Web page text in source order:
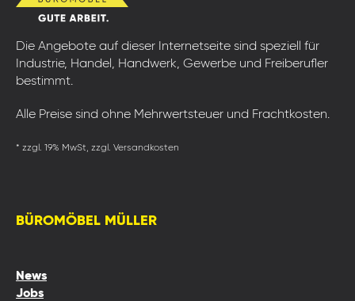
Die Angebote auf dieser Internetseite sind speziell für
Industrie, Handel, Handwerk, Gewerbe und Freiberufler
bestimmt.
Alle Preise sind ohne Mehrwertsteuer und Frachtkosten.
* zzgl. 19% MwSt, zzgl. Versandkosten
BÜROMÖBEL MÜLLER
News
Jobs